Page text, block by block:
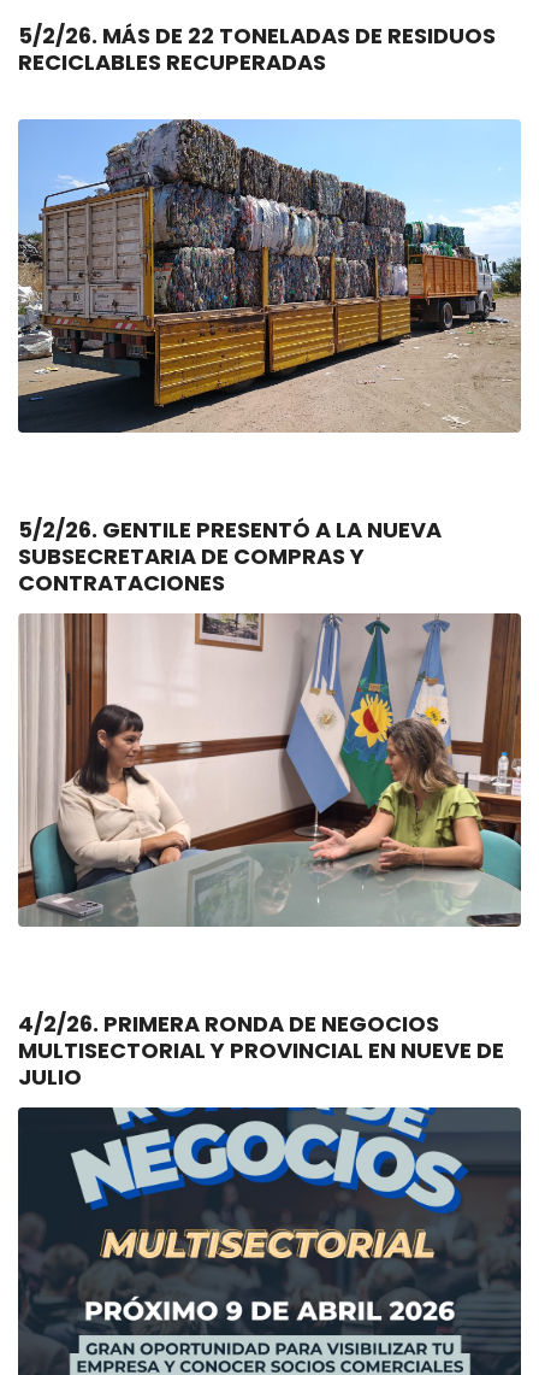
5/2/26. MÁS DE 22 TONELADAS DE RESIDUOS
RECICLABLES RECUPERADAS
5/2/26. GENTILE PRESENTÓ A LA NUEVA
SUBSECRETARIA DE COMPRAS Y
CONTRATACIONES
4/2/26. PRIMERA RONDA DE NEGOCIOS
MULTISECTORIAL Y PROVINCIAL EN NUEVE DE
JULIO